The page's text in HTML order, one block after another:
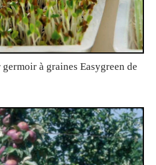
à graines Easygreen de